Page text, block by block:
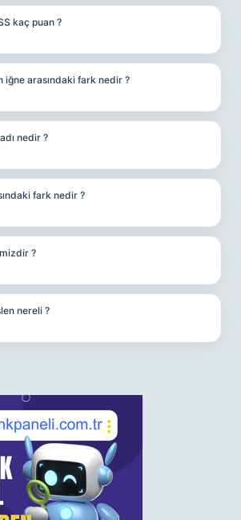
kaç puan ?
iğne arasındaki fark nedir ?
nedir ?
fark nedir ?
?
nereli ?